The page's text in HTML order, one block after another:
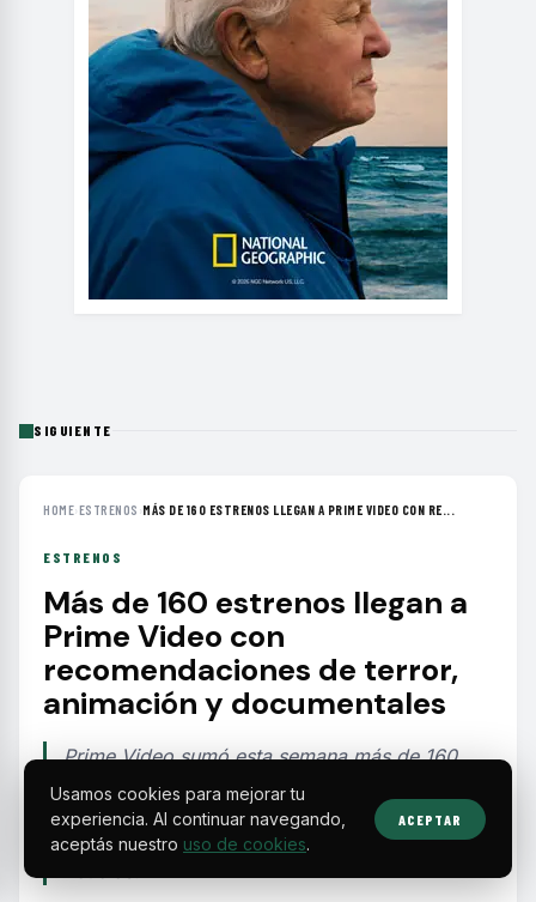
SIGUIENTE
HOME›ESTRENOS ›MÁS DE 160 ESTRENOS LLEGAN A PRIME VIDEO CON RE...
ESTRENOS
Más de 160 estrenos llegan a
Prime Video con
recomendaciones de terror,
animación y documentales
Prime Video sumó esta semana más de 160
nuevos títulos entre películas, series y
documentales, con opciones destacadas en
terror, animación, clásicos y contenidos no
Usamos cookies para mejorar tu
experiencia. Al continuar navegando,
aceptás nuestro uso de cookies.
ACEPTAR